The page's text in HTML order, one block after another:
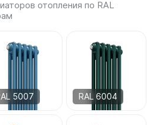
отопления по RAL
5007 RAL 6004